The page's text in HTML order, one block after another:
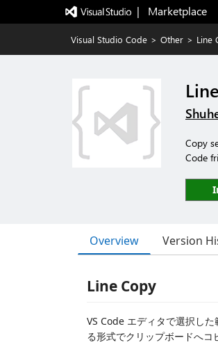
|   Marketplace
Visual Studio Code > Other > Line
Copy
Code
Overview Version
Line Copy
VS Code エディタで選択し
る形式でクリップボードへコ